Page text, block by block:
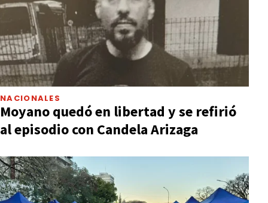
NACIONALES
Moyano quedó en libertad y se refirió
al episodio con Candela Arizaga